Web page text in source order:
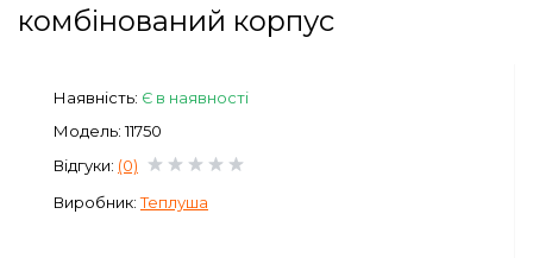
Тваринництво
Опалювальне обладнання
комбінований корпус
Наявність: Є в наявності
Модель: 11750
Відгуки: (0)
Виробник:Теплуша